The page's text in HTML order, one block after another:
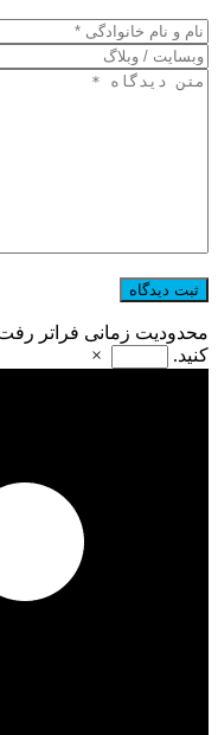
محدودیت زمانی فراتر
کنید.
×